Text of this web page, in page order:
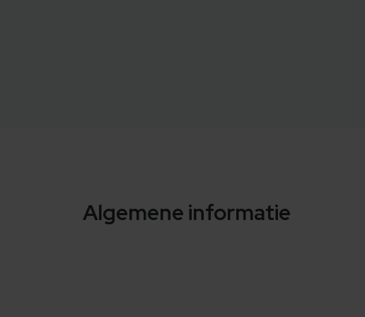
Algemene informatie